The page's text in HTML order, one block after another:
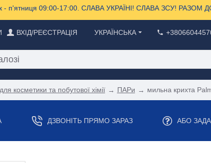
- п'ятниця 09:00-17:00. СЛАВА УКРАЇНІ! СЛАВА ЗСУ! РАЗОМ
ВХІД/РЕЄСТРАЦІЯ УКРАЇНСЬКА
косметики та побутової хімії ПАРи мильна крихта
ДЗВОНІТЬ ПРЯМО ЗАРАЗ АБО